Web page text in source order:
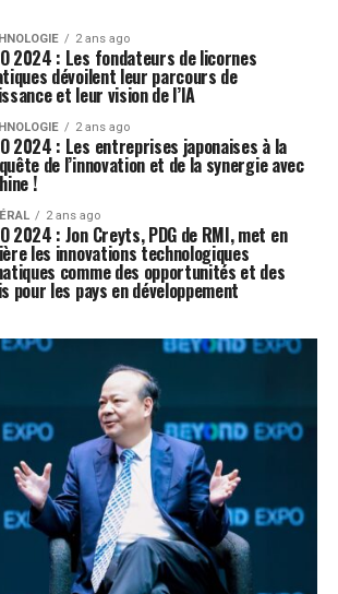
2 ans ago
2024 : Les fondateurs de licornes
dévoilent leur parcours de
et leur vision de l’IA
2 ans ago
2024 : Les entreprises japonaises à la
de l’innovation et de la synergie avec
!
2 ans ago
2024 : Jon Creyts, PDG de RMI, met en
les innovations technologiques
comme des opportunités et des
pour les pays en développement